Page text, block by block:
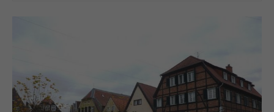
About us
Lorem ipsum dolor sit amet, consectetuer adipiscing